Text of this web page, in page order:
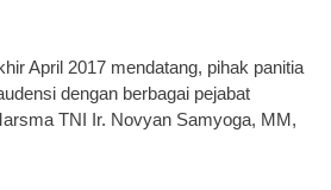
April 2017 mendatang, pihak panitia
dengan berbagai pejabat
TNI Ir. Novyan Samyoga, MM,